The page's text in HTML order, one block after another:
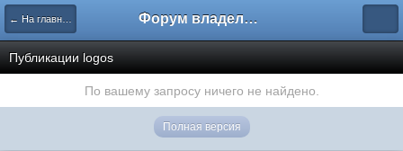
← На главную Форум владельцев интернет-магазинов
Публикации logos
По вашему запросу ничего не найдено.
Полная версия